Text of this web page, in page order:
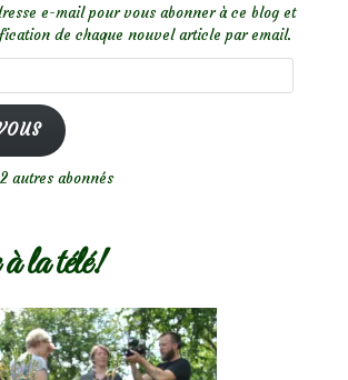
e-mail pour vous abonner à ce blog et
de chaque nouvel article par email.
autres abonnés
la télé!